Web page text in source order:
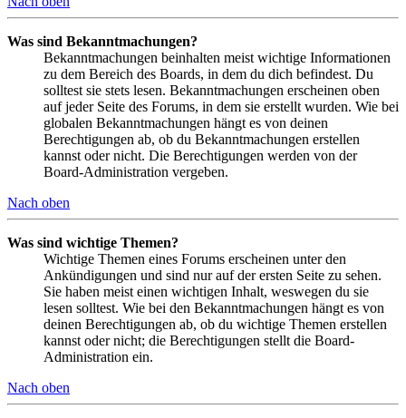
Was sind Bekanntmachungen?
Bekanntmachungen beinhalten meist wichtige Informationen
zu dem Bereich des Boards, in dem du dich befindest. Du
solltest sie stets lesen. Bekanntmachungen erscheinen oben
auf jeder Seite des Forums, in dem sie erstellt wurden. Wie bei
globalen Bekanntmachungen hängt es von deinen
Berechtigungen ab, ob du Bekanntmachungen erstellen
kannst oder nicht. Die Berechtigungen werden von der
Board-Administration vergeben.
Nach oben
Was sind wichtige Themen?
Wichtige Themen eines Forums erscheinen unter den
Ankündigungen und sind nur auf der ersten Seite zu sehen.
Sie haben meist einen wichtigen Inhalt, weswegen du sie
lesen solltest. Wie bei den Bekanntmachungen hängt es von
deinen Berechtigungen ab, ob du wichtige Themen erstellen
kannst oder nicht; die Berechtigungen stellt die Board-
Administration ein.
Nach oben